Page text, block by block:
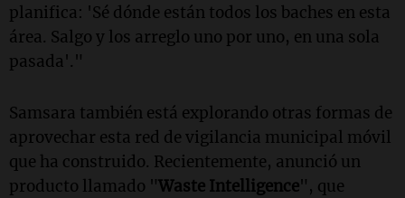
planifica: 'Sé dónde están todos los baches en esta
área. Salgo y los arreglo uno por uno, en una sola
pasada'."
Samsara también está explorando otras formas de
aprovechar esta red de vigilancia municipal móvil
que ha construido. Recientemente, anunció un
producto llamado "Waste Intelligence", que